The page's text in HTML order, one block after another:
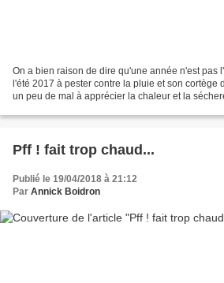
On a bien raison de dire qu'une année n'est pas
l'été 2017 à pester contre la pluie et son cortège
un peu de mal à apprécier la chaleur et la
Pff ! fait trop chaud...
Publié le 19/04/2018 à 21:12
Par Annick Boidron